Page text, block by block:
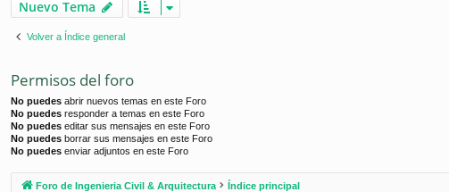
Nuevo Tema
Volver a Índice general
Permisos del foro
No puedes abrir nuevos temas en este Foro
No puedes responder a temas en este Foro
No puedes editar sus mensajes en este Foro
No puedes borrar sus mensajes en este Foro
No puedes enviar adjuntos en este Foro
Foro de Ingenieria Civil & Arquitectura Índice principal